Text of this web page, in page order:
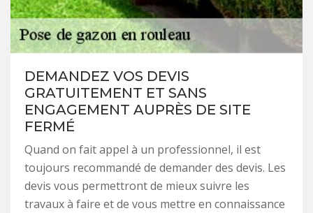
DEMANDEZ VOS DEVIS
GRATUITEMENT ET SANS
ENGAGEMENT AUPRÈS DE SITE
FERMÉ
Quand on fait appel à un professionnel, il est
toujours recommandé de demander des devis. Les
devis vous permettront de mieux suivre les
travaux à faire et de vous mettre en connaissance